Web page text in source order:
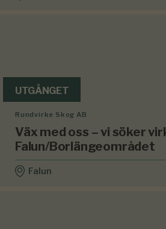
UTGÅNGET
Rundvirke Skog AB
Väx med oss – vi söker
Falun/Borlängeområdet
Falun